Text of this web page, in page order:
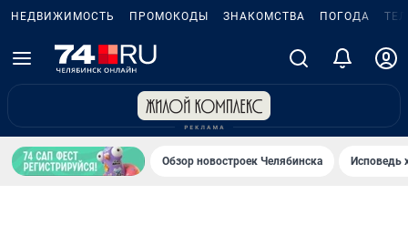
НЕДВИЖИМОСТЬ ПРОМОКОДЫ ЗНАКОМСТВА ПОГОДА
Обзор новостроек Челябинска Исповедь